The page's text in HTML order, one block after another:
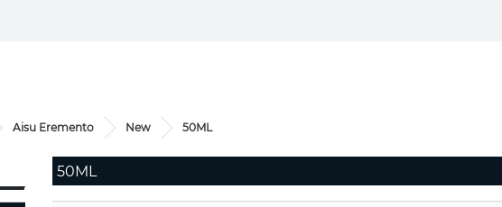
Aisu Eremento New 50ML
50ML